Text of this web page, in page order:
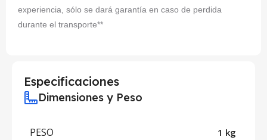
experiencia, sólo se dará garantía en caso de perdida
durante el transporte**
Especificaciones
Dimensiones y Peso
PESO 1 kg